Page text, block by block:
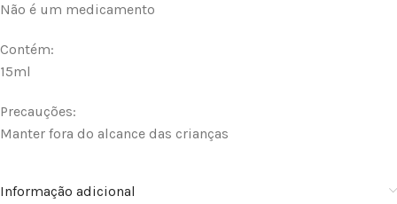
Não é um medicamento
Contém:
15ml
Precauções:
Manter fora do alcance das crianças
Informação adicional